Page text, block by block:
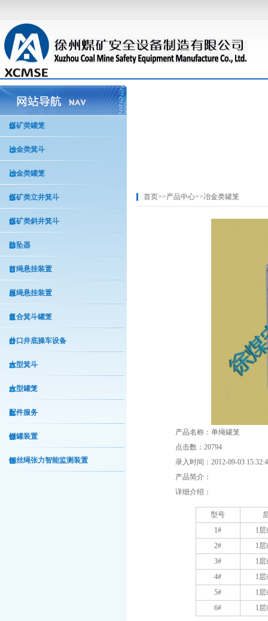
煤矿类罐笼
冶金类箕斗
冶金类罐笼
煤矿类立井箕斗
煤矿类斜井箕斗
防坠器
首绳悬挂装置
尾绳悬挂装置
复合箕斗罐笼
井口井底操车设备
大型箕斗
大型罐笼
配件服务
锁罐装置
钢丝绳张力智能监测装置
首页>>产品中心>>冶金类罐笼
产品名称：单绳罐笼
点击数：20794
录入时间：2012-09-03
产品简介：
详细介绍：
型号
1#
1层
2#
1层
3#
1层
4#
1层
5#
1层
6#
1层